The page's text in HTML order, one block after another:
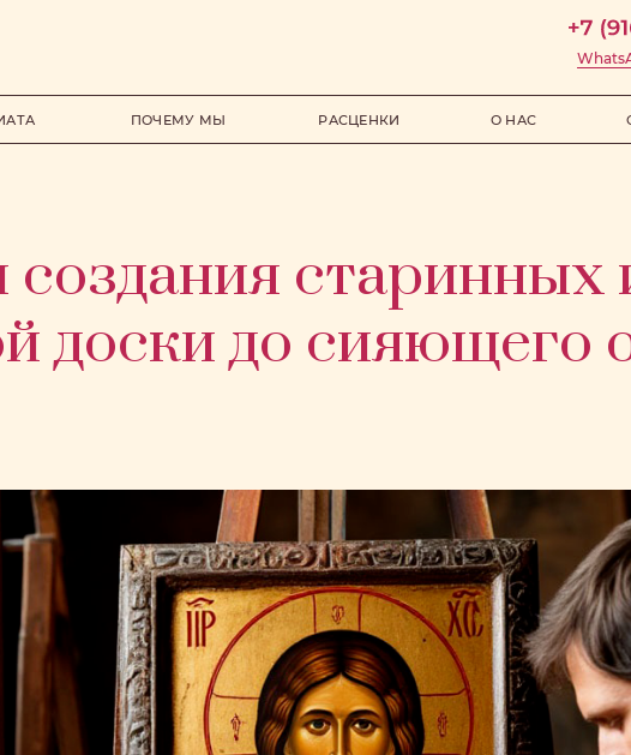
ПОЧЕМУ МЫ РАСЦЕНКИ О НАС
создания старинных
доски до сияющего